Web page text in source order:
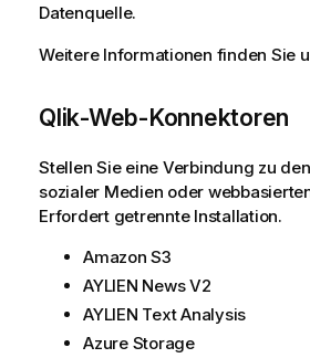
t
i
s
i
n
w
s
Datenquelle.
Weitere Informationen finden Sie
Qlik-Web-Konnektoren
Stellen Sie eine Verbindung zu
sozialer Medien oder
Erfordert getrennte Installation.
Amazon S3
AYLIEN News V2
AYLIEN Text Analysis
Azure Storage